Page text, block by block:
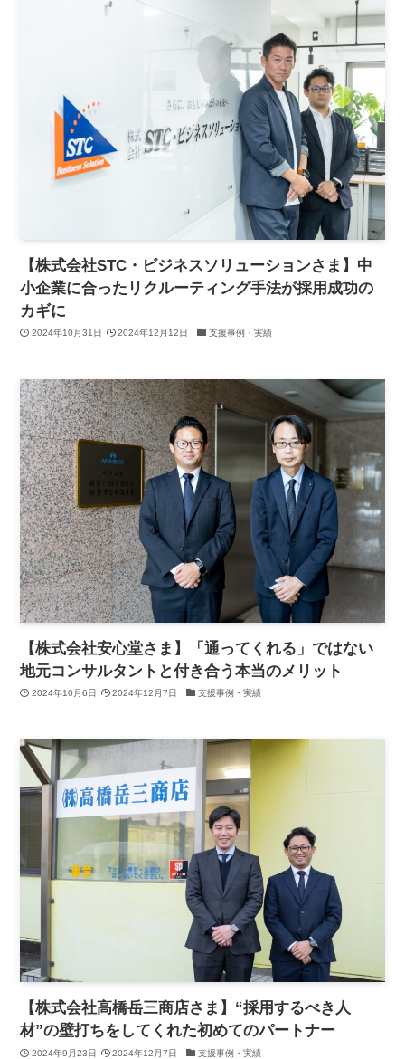
【株式会社STC・ビジネスソリューションさま】中
小企業に合ったリクルーティング手法が採用成功の
カギに
2024年10月31日 2024年12月12日 支援事例・実績
【株式会社安心堂さま】「通ってくれる」ではない
地元コンサルタントと付き合う本当のメリット
2024年10月6日 2024年12月7日 支援事例・実績
【株式会社高橋岳三商店さま】“採用するべき人
材”の壁打ちをしてくれた初めてのパートナー
2024年9月23日 2024年12月7日 支援事例・実績